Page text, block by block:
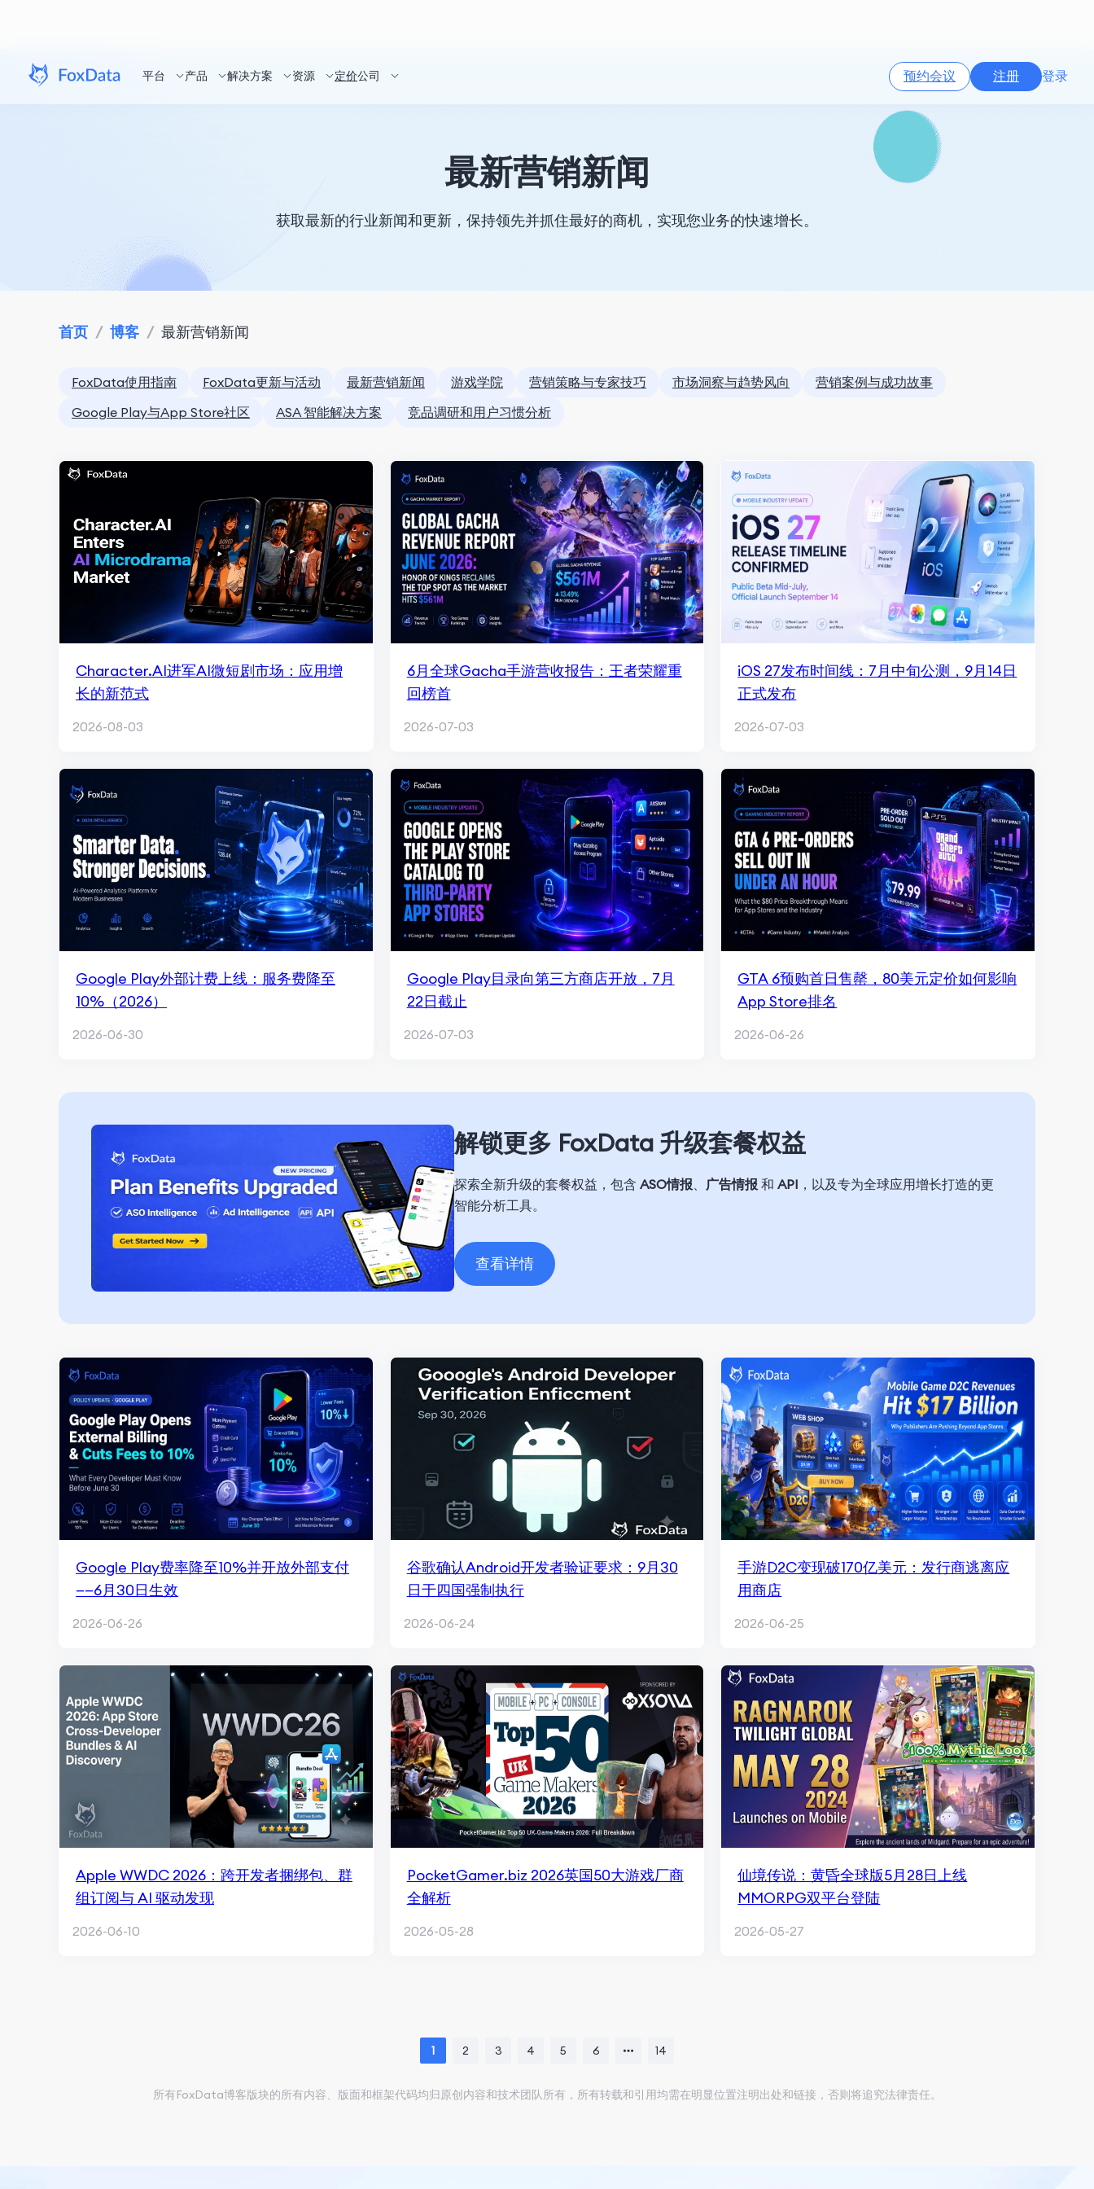
平台 产品 解决方案 资源 定价公司 预约会议 注册 登录
最新营销新闻
获取最新的行业新闻和更新，保持领先并抓住最好的商机，实现您业务的快速增长。
首页 / 博客 / 最新营销新闻
FoxData使用指南 FoxData更新与活动 最新营销新闻 游戏学院 营销策略与专家技巧 市场洞察与趋势风向
营销案例与成功故事
Google Play与App Store社区
ASA 智能解决方案 竞品调研和用户习惯分析
Character.AI进军AI微短剧市场：应用增
长的新范式
2026-08-03
6月全球Gacha手游营收报告：王者荣耀重
回榜首
2026-07-03
iOS 27发布时间线：7月中旬公测，9月14日
正式发布
2026-07-03
Google Play外部计费上线：服务费降至
10%（2026）
2026-06-30
Google Play目录向第三方商店开放，7月
22日截止
2026-07-03
GTA 6预购首日售罄，80美元定价如何影响
App Store排名
2026-06-26
解锁更多 FoxData 升级套餐权益
探索全新升级的套餐权益，包含 ASO情报、 广告情报 和 API ，以及专为全球应用增长打造的更
智能分析工具。
查看详情
Google Play费率降至10%并开放外部支付
——6月30日生效
2026-06-26
谷歌确认Android开发者验证要求：9月30
日于四国强制执行
2026-06-24
手游D2C变现破170亿美元：发行商逃离应
用商店
2026-06-25
Apple WWDC 2026：跨开发者捆绑包、群
组订阅与 AI 驱动发现
2026-06-10
PocketGamer.biz 2026英国50大游戏厂商
全解析
2026-05-28
仙境传说：黄昏全球版5月28日上线
MMORPG双平台登陆
2026-05-27
1 2 3 4 5 6 14
所有FoxData博客版块的所有内容、版面和框架代码均归原创内容和技术团队所有，所有转载和引用均需在明显位置注明出处和链接，否则将追究法律责任。